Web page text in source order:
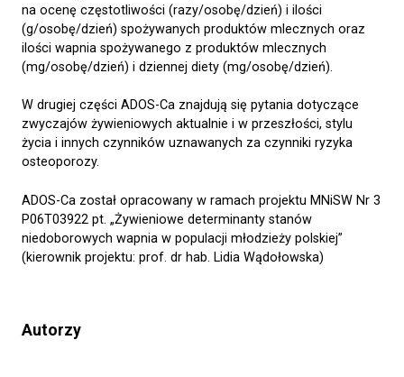
na ocenę częstotliwości (razy/osobę/dzień) i ilości
(g/osobę/dzień) spożywanych produktów mlecznych oraz
ilości wapnia spożywanego z produktów mlecznych
(mg/osobę/dzień) i dziennej diety (mg/osobę/dzień).
W drugiej części ADOS-Ca znajdują się pytania dotyczące
zwyczajów żywieniowych aktualnie i w przeszłości, stylu
życia i innych czynników uznawanych za czynniki ryzyka
osteoporozy.
ADOS-Ca został opracowany w ramach projektu MNiSW Nr 3
P06T03922 pt. „Żywieniowe determinanty stanów
niedoborowych wapnia w populacji młodzieży polskiej”
(kierownik projektu: prof. dr hab. Lidia Wądołowska)
Autorzy